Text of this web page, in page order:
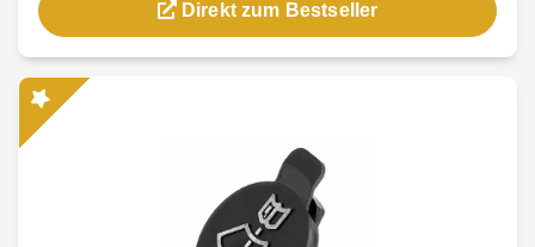
Direkt zum Bestseller